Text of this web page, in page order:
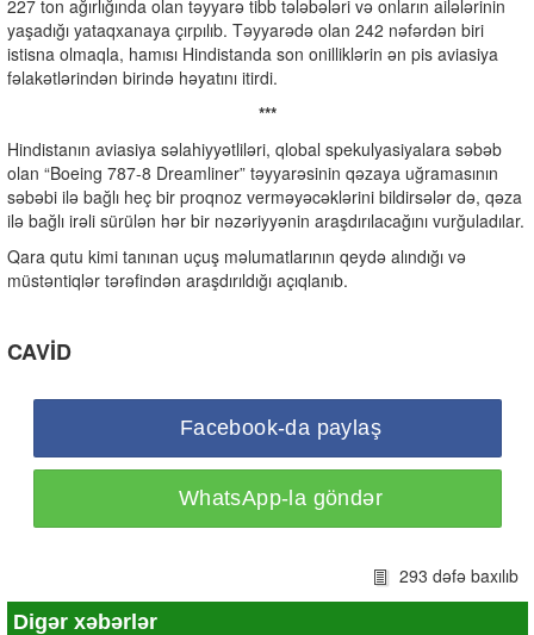
227 ton ağırlığında olan təyyarə tibb tələbələri və onların ailələrinin
yaşadığı yataqxanaya çırpılıb. Təyyarədə olan 242 nəfərdən biri
istisna olmaqla, hamısı Hindistanda son onilliklərin ən pis aviasiya
fəlakətlərindən birində həyatını itirdi.
***
Hindistanın aviasiya səlahiyyətliləri, qlobal spekulyasiyalara səbəb
olan “Boeing 787-8 Dreamliner” təyyarəsinin qəzaya uğramasının
səbəbi ilə bağlı heç bir proqnoz verməyəcəklərini bildirsələr də, qəza
ilə bağlı irəli sürülən hər bir nəzəriyyənin araşdırılacağını vurğuladılar.
Qara qutu kimi tanınan uçuş məlumatlarının qeydə alındığı və
müstəntiqlər tərəfindən araşdırıldığı açıqlanıb.
CAVİD
Facebook-da paylaş
WhatsApp-la göndər
293 dəfə baxılıb
Digər xəbərlər